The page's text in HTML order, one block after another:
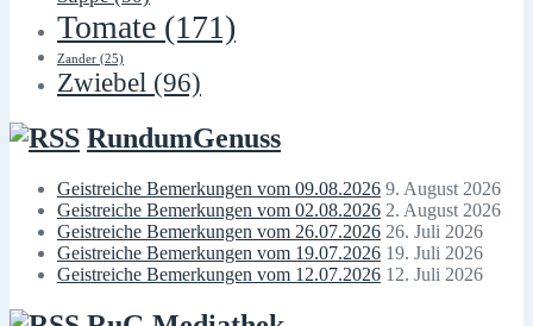
Tomate (171)
Zander (25)
Zwiebel (96)
RundumGenuss
Geistreiche Bemerkungen vom 09.08.2026 9. August 2026
Geistreiche Bemerkungen vom 02.08.2026 2. August 2026
Geistreiche Bemerkungen vom 26.07.2026 26. Juli 2026
Geistreiche Bemerkungen vom 19.07.2026 19. Juli 2026
Geistreiche Bemerkungen vom 12.07.2026 12. Juli 2026